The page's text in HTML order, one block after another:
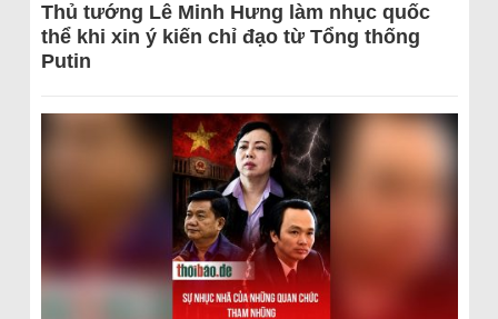
Thủ tướng Lê Minh Hưng làm nhục quốc
thể khi xin ý kiến chỉ đạo từ Tổng thống
Putin